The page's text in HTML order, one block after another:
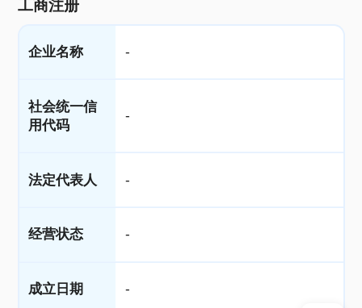
工商注册
企业名称 -
社会统一信
用代码
-
法定代表人 -
经营状态 -
成立日期 -